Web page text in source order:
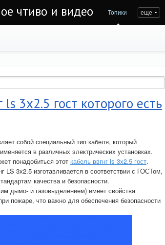
чтиво и видео Топики еще
3х2.5 гост которого есть
собой специальный тип кабеля, который
в различных электрических установках.
понадобиться этот кабель ввгнг ls 3х2.5 гост.
3х2.5 изготавливается в соответствии с ГОСТом,
качества и безопасности.
дымо- и газовыделением) имеет свойства
пожаре, что важно для обеспечения безопасности